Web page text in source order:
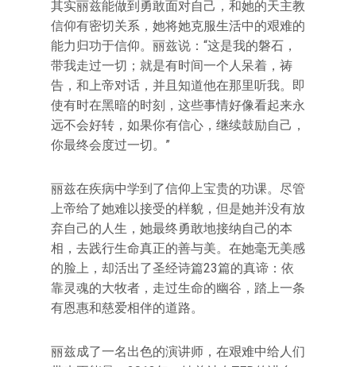
其实丽兹能做到勇敢面对自己，和她的天主教
信仰有密切关系，她将她克服生活中的艰难的
能力归功于信仰。丽兹说：“这是我的磐石，
带我走过一切；就是有时间一个人呆着，祷
告，和上帝对话，并且知道他在那里听我。即
使有时在黑暗的时刻，这些事情好像看起来永
远不会好转，如果你有信心，继续鼓励自己，
你最终会度过一切。”
丽兹在疾病中学到了信仰上宝贵的功课。尽管
上帝给了她难以接受的样貌，但是她并没有放
弃自己的人生，她最终勇敢地接纳自己的本
相，去践行生命真正的善与美。在她毫无美感
的脸上，却活出了圣经诗篇23篇的真谛：依
靠灵魂的大牧者，走过生命的幽谷，踏上一条
有恩惠和慈爱相伴的道路。
丽兹成了一名出色的演讲师，在艰难中给人们